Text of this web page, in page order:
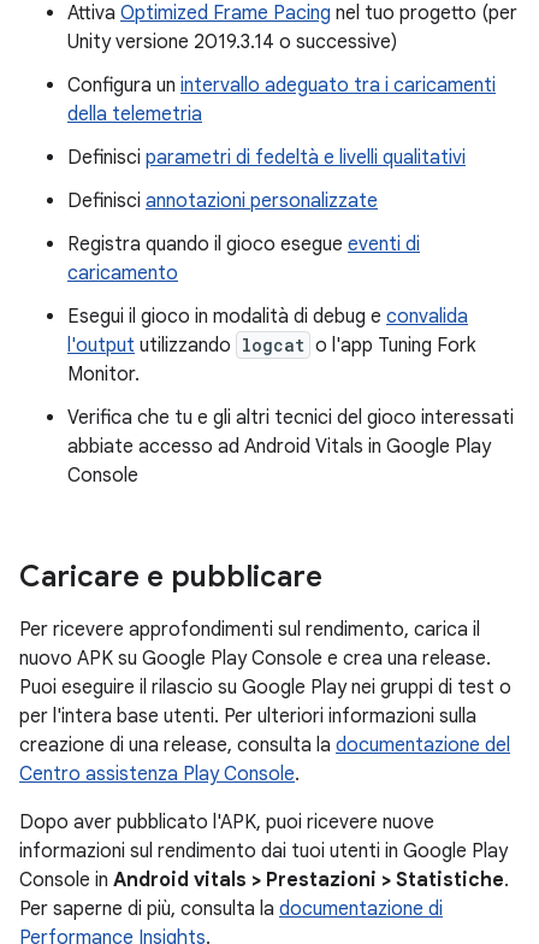
Attiva Optimized Frame Pacing nel tuo progetto (per
Unity versione 2019.3.14 o successive)
Configura un intervallo adeguato tra i caricamenti
della telemetria
Definisci parametri di fedeltà e livelli qualitativi
Definisci annotazioni personalizzate
Registra quando il gioco esegue eventi di
caricamento
Esegui il gioco in modalità di debug e convalida
l'output utilizzando logcat o l'app Tuning Fork
Monitor.
Verifica che tu e gli altri tecnici del gioco interessati
abbiate accesso ad Android Vitals in Google Play
Console
Caricare e pubblicare
Per ricevere approfondimenti sul rendimento, carica il
nuovo APK su Google Play Console e crea una release.
Puoi eseguire il rilascio su Google Play nei gruppi di test o
per l'intera base utenti. Per ulteriori informazioni sulla
creazione di una release, consulta la documentazione del
Centro assistenza Play Console.
Dopo aver pubblicato l'APK, puoi ricevere nuove
informazioni sul rendimento dai tuoi utenti in Google Play
Console in Android vitals > Prestazioni > Statistiche.
Per saperne di più, consulta la documentazione di
Performance Insights.